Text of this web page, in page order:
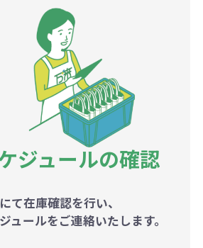
ジュールの確認
て在庫確認を行い、
ュールをご連絡いたします。